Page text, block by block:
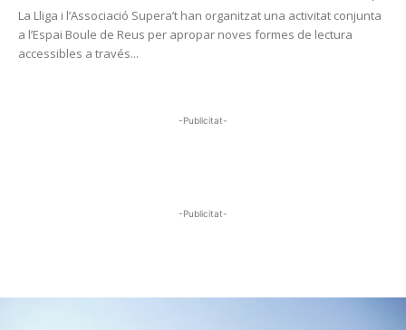
La Lliga i l’Associació Supera’t han organitzat una activitat conjunta
a l’Espai Boule de Reus per apropar noves formes de lectura
accessibles a través...
-Publicitat-
-Publicitat-